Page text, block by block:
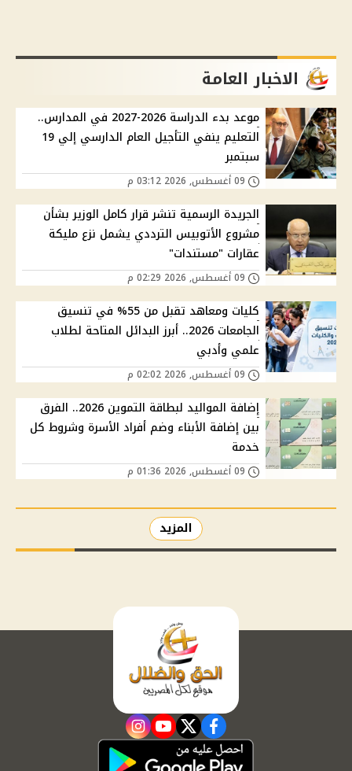
الاخبار العامة
موعد بدء الدراسة 2026-2027 في المدارس..
التعليم ينفي التأجيل العام الدارسي إلي 19
سبتمبر
الجريدة الرسمية تنشر قرار كامل الوزير بشأن
مشروع الأتوبيس الترددي يشمل نزع مليكة
عقارات "مستندات"
كليات ومعاهد تقبل من 55% في تنسيق
الجامعات 2026.. أبرز البدائل المتاحة لطلاب
علمي وأدبي
إضافة المواليد لبطاقة التموين 2026.. الفرق
بين إضافة الأبناء وضم أفراد الأسرة وشروط كل
خدمة
المزيد
facebook
twitter
youtube
instagram